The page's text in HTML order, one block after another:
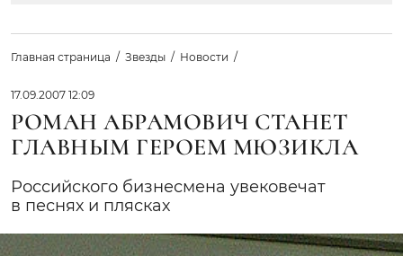
Главная страница Звезды Новости
17.09.2007 12:09
РОМАН АБРАМОВИЧ СТАНЕТ
ГЛАВНЫМ ГЕРОЕМ МЮЗИКЛА
Российского бизнесмена увековечат
в песнях и плясках